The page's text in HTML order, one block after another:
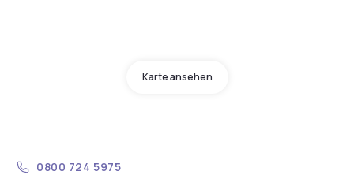
Karte ansehen
0800 724 5975